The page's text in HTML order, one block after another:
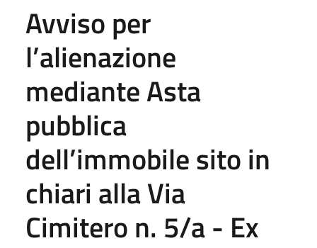
Avviso per
l’alienazione
mediante Asta
pubblica
dell’immobile sito in
chiari alla Via
Cimitero n. 5/a - Ex